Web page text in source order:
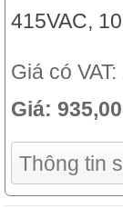
415VAC,
Giá có VAT:
Giá:
Thông tin